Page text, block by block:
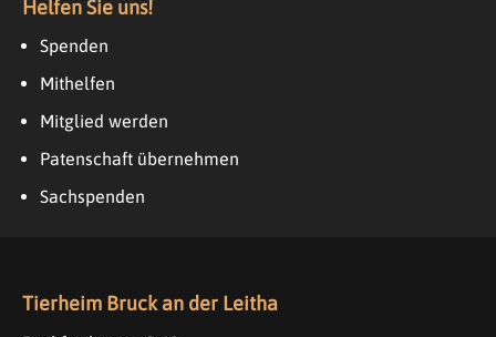
Helfen Sie uns!
Spenden
Mithelfen
Mitglied werden
Patenschaft übernehmen
Sachspenden
Tierheim Bruck an der Leitha